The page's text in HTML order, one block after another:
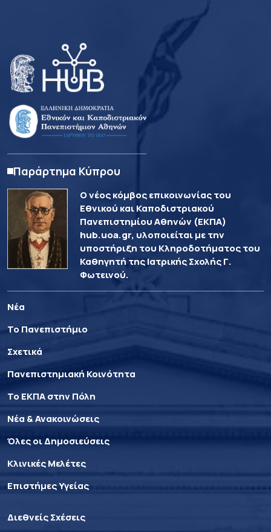
Παράρτημα Κύπρου
Ο νέος κόμβος επικοινωνίας του
Εθνικού και Καποδιστριακού
Πανεπιστημίου Αθηνών (ΕΚΠΑ)
hub.uoa.gr, υλοποιείται με την
υποστήριξη του Κληροδοτήματος του
Καθηγητή της Ιατρικής Σχολής Γ.
Φωτεινού.
Νέα
Το Πανεπιστήμιο
Σχετικά
Πανεπιστημιακή Κοινότητα
Το ΕΚΠΑ στην Πόλη
Νέα & Ανακοινώσεις
Όλες οι Δημοσιεύσεις
Κλινικές Μελέτες
Επιστήμες Υγείας
Διεθνείς Σχέσεις